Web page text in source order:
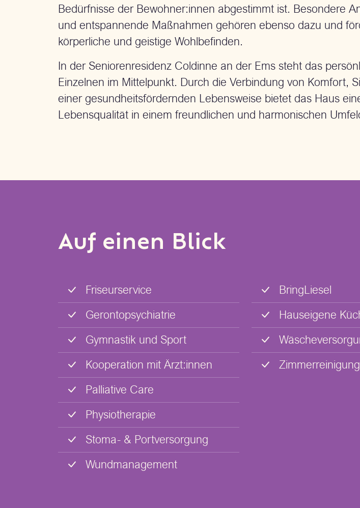
Bedürfnisse der Bewohner:innen abgestimmt ist. Besondere
und entspannende Maßnahmen gehören ebenso dazu und
körperliche und geistige Wohlbefinden.
In der Seniorenresidenz Coldinne an der Ems steht das
Einzelnen im Mittelpunkt. Durch die Verbindung von Komfort,
einer gesundheitsfördernden Lebensweise bietet das Haus
Lebensqualität in einem freundlichen und harmonischen
Auf einen Blick
Friseurservice
Gerontopsychiatrie
Gymnastik und Sport
Kooperation mit Ärzt:innen
Palliative Care
Physiotherapie
Stoma- & Portversorgung
Wundmanagement
BringLiesel
Hauseigene
Zimmerreinigung